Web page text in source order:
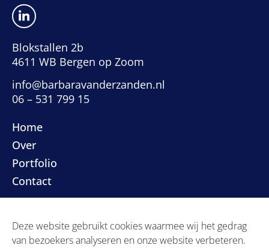
Deze website gebruikt cookies waarmee wij het gedrag
van bezoekers analyseren en onze website verbeteren.
Blokstallen 2b
4611 WB Bergen op Zoom
info@barbaravanderzanden.nl
06 – 531 799 15
Home
Over
Portfolio
Contact
Algemene voorwaarden